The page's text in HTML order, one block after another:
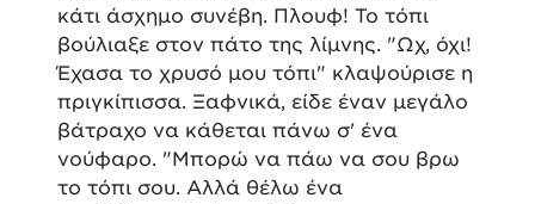
κάτι άσχημο συνέβη. Πλουφ! Το τόπι
βούλιαξε στον πάτο της λίμνης. "Ωχ, όχι!
Έχασα το χρυσό μου τόπι" κλαψούρισε η
πριγκίπισσα. Ξαφνικά, είδε έναν μεγάλο
βάτραχο να κάθεται πάνω σ' ένα
νούφαρο. "Μπορώ να πάω να σου βρω
το τόπι σου. Αλλά θέλω ένα